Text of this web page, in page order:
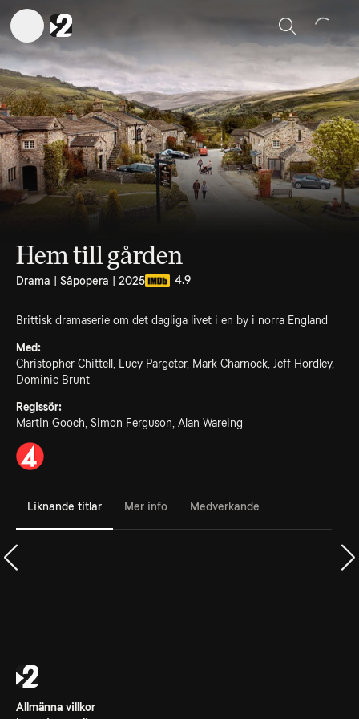
Sök
Hem till gården
Drama | Såpopera | 2025 4.9
Brittisk dramaserie om det dagliga livet i en by i norra England
Med:
Christopher Chittell, Lucy Pargeter, Mark Charnock, Jeff Hordley,
Dominic Brunt
Regissör:
Martin Gooch, Simon Ferguson, Alan Wareing
Liknande titlar Mer info Medverkande
Allmänna villkor